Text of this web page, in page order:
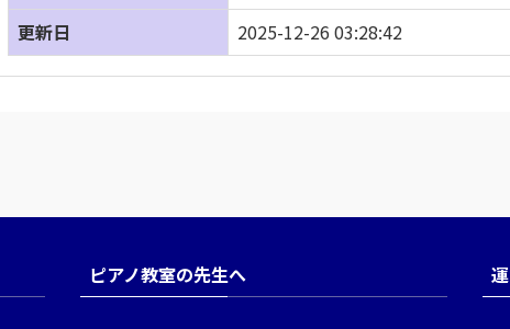
更新日
2025-12-26 03:28:42
ピアノ教室の先生へ